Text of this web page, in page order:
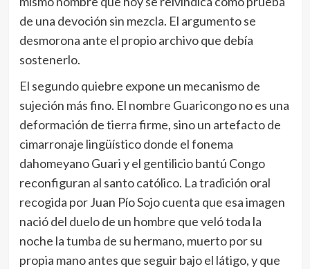
de una devoción sin mezcla. El argumento se
desmorona ante el propio archivo que debía
sostenerlo.
El segundo quiebre expone un mecanismo de
sujeción más fino. El nombre Guaricongo no es una
deformación de tierra firme, sino un artefacto de
cimarronaje lingüístico donde el fonema
dahomeyano Guari y el gentilicio bantú Congo
reconfiguran al santo católico. La tradición oral
recogida por Juan Pío Sojo cuenta que esa imagen
nació del duelo de un hombre que veló toda la
noche la tumba de su hermano, muerto por su
propia mano antes que seguir bajo el látigo, y que